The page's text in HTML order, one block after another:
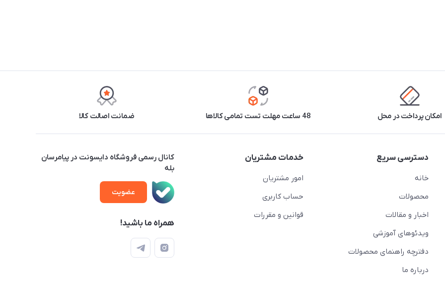
امکان پرداخت در محل 48 ساعت مهلت تست تمامی کالاها ضمانت اصالت کالا
دسترسی سریع
خانه
محصولات
اخبار و مقالات
ویدئو‌های آموزشی
دفترچه راهنمای محصولات
درباره ما
خدمات مشتریان
امور مشتریان
حساب کاربری
قوانین و مقررات
کانال رسمی فروشگاه دایسونت در پیامرسان
بله
عضویت
همراه ما باشید!